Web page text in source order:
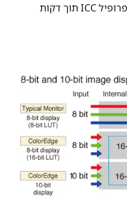
בטבלאות ההמרה הפנימיות ומייצר פרופיל ICC תוך דקות